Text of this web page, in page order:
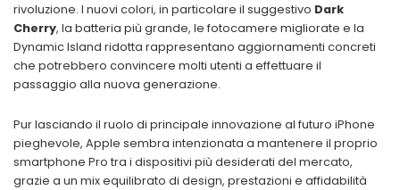
rivoluzione. I nuovi colori, in particolare il suggestivo Dark
Cherry, la batteria più grande, le fotocamere migliorate e la
Dynamic Island ridotta rappresentano aggiornamenti concreti
che potrebbero convincere molti utenti a effettuare il
passaggio alla nuova generazione.
Pur lasciando il ruolo di principale innovazione al futuro iPhone
pieghevole, Apple sembra intenzionata a mantenere il proprio
smartphone Pro tra i dispositivi più desiderati del mercato,
grazie a un mix equilibrato di design, prestazioni e affidabilità